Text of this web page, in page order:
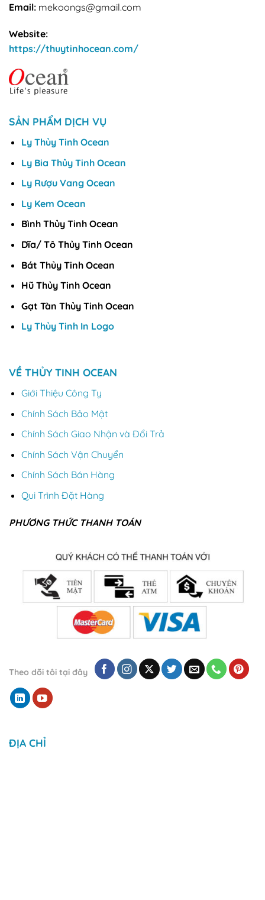
Email: mekoongs@gmail.com
Website:
https://thuytinhocean.com/
SẢN PHẨM DỊCH VỤ
Ly Thủy Tinh Ocean
Ly Bia Thủy Tinh Ocean
Ly Rượu Vang Ocean
Ly Kem Ocean
Bình Thủy Tinh Ocean
Dĩa/ Tô Thủy Tinh Ocean
Bát Thủy Tinh Ocean
Hũ Thủy Tinh Ocean
Gạt Tàn Thủy Tinh Ocean
Ly Thủy Tinh In Logo
VỀ THỦY TINH OCEAN
Giới Thiệu Công Ty
Chính Sách Bảo Mật
Chính Sách Giao Nhận và Đổi Trả
Chính Sách Vận Chuyển
Chính Sách Bán Hàng
Qui Trình Đặt Hàng
PHƯƠNG THỨC THANH TOÁN
Theo dõi tôi tại đây
ĐỊA CHỈ